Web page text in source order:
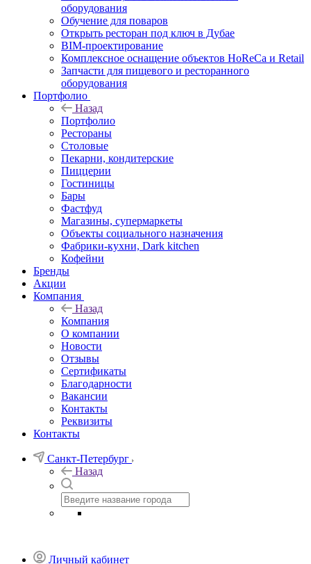
оборудования
Обучение для поваров
Открыть ресторан под ключ в Дубае
BIM-проектирование
Комплексное оснащение объектов HoReCa и Retail
Запчасти для пищевого и ресторанного
оборудования
Портфолио
Назад
Портфолио
Рестораны
Столовые
Пекарни, кондитерские
Пиццерии
Гостиницы
Бары
Фастфуд
Магазины, супермаркеты
Объекты социального назначения
Фабрики-кухни, Dark kitchen
Кофейни
Бренды
Акции
Компания
Назад
Компания
О компании
Новости
Отзывы
Сертификаты
Благодарности
Вакансии
Контакты
Реквизиты
Контакты
Санкт-Петербург
Назад
Личный кабинет